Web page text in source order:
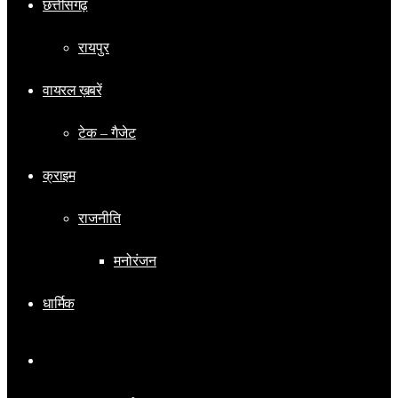
छत्तीसगढ़
रायपुर
वायरल ख़बरें
टेक – गैजेट
क्राइम
राजनीति
मनोरंजन
धार्मिक